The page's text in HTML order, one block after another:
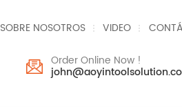
SOBRE NOSOTROS VIDEO
Order Online Now !